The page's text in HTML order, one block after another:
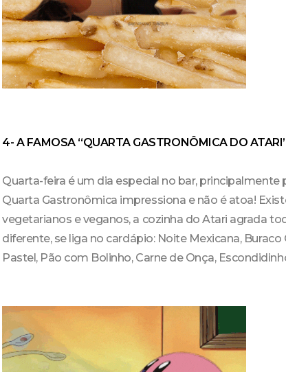
4- A FAMOSA “QUARTA GASTRONÔMICA DO
Quarta-feira é um dia especial no bar,
Quarta Gastronômica impressiona e não é atoa!
vegetarianos e veganos, a cozinha do Atari agrada
diferente, se liga no cardápio: Noite Mexicana,
Pastel, Pão com Bolinho, Carne de Onça,